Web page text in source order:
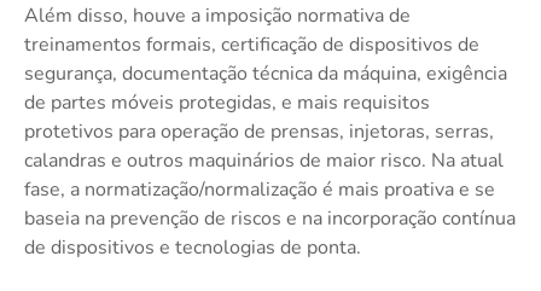
Além disso, houve a imposição normativa de
treinamentos formais, certificação de dispositivos de
segurança, documentação técnica da máquina, exigência
de partes móveis protegidas, e mais requisitos
protetivos para operação de prensas, injetoras, serras,
calandras e outros maquinários de maior risco. Na atual
fase, a normatização/normalização é mais proativa e se
baseia na prevenção de riscos e na incorporação contínua
de dispositivos e tecnologias de ponta.